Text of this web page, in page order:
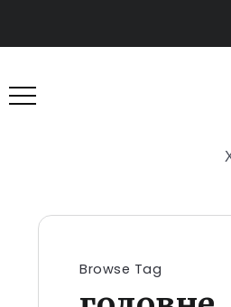
Browse Tag